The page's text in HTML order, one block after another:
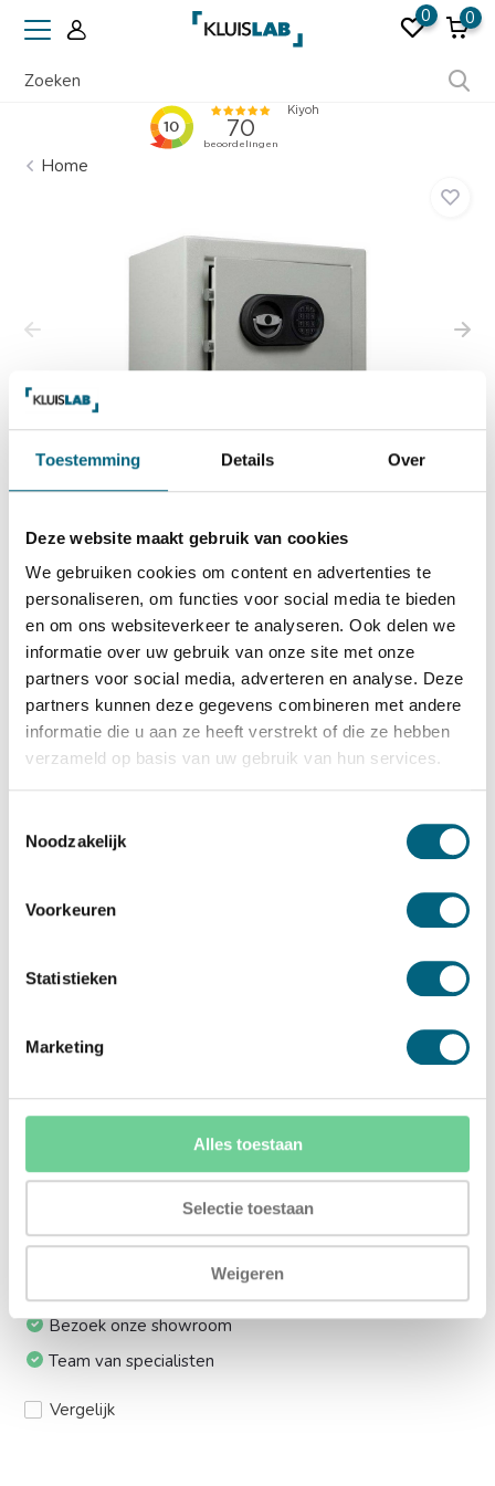
Toestemming Details Over
Deze website maakt gebruik van cookies
We gebruiken cookies om content en advertenties te
personaliseren, om functies voor social media te bieden
en om ons websiteverkeer te analyseren. Ook delen we
informatie over uw gebruik van onze site met onze
partners voor social media, adverteren en analyse. Deze
partners kunnen deze gegevens combineren met andere
informatie die u aan ze heeft verstrekt of die ze hebben
verzameld op basis van uw gebruik van hun services.
Noodzakelijk
Voorkeuren
Statistieken
Marketing
Alles toestaan
Selectie toestaan
Weigeren
0 0
Home
De Raat ET 1
Bekijk alles Inbraakwerende Kluis
570,-
Op voorraad: 3-4 weken
Bekijk de reviews
Inbraakwerende privékluis in de klasse S2 / grade S2 / CEN
S2 conform EN 14450. Standaard uitgevoerd met een
dubbelbaard sleutelslot....
Meerprijs installeren begane grond of op etage met
lift:
Ja (+€249,00)
Ik installeer de kluis graag zelf:
Ja, levering tot aan uw voordeur
Bezoek onze showroom
Team van specialisten
Vergelijk